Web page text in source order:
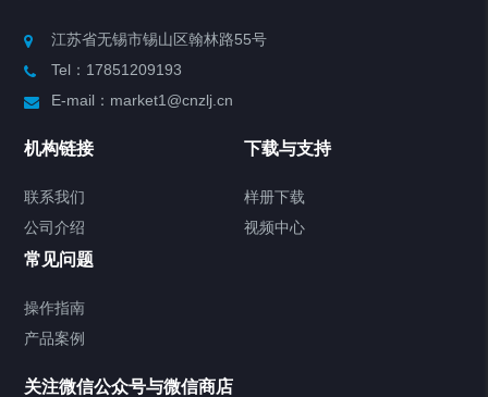
制冷加热动态控温系统
Chiller直冷控温机组
Heating Circulator加热循环器
江苏省无锡市锡山区翰林路55号
Tel：17851209193
E-mail：market1@cnzlj.cn
机构链接
联系我们
公司介绍
下载与支持
样册下载
视频中心
常见问题
操作指南
产品案例
关注微信公众号与微信商店